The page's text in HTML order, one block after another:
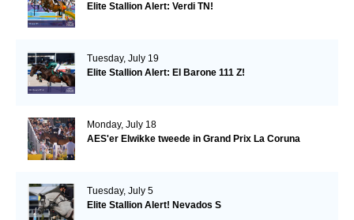
Elite Stallion Alert: Verdi TN!
Tuesday, July 19
Elite Stallion Alert: El Barone 111 Z!
Monday, July 18
AES'er Elwikke tweede in Grand Prix La Coruna
Tuesday, July 5
Elite Stallion Alert! Nevados S